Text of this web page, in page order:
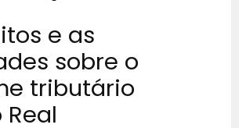
e as
sobre o
tributário
Real